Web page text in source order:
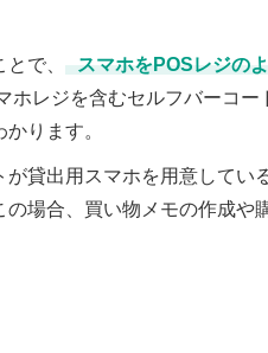
で、 スマホをPOSレジの
ホレジを含むセルフバーコ
ります。
貸出用スマホを用意して
場合、買い物メモの作成や